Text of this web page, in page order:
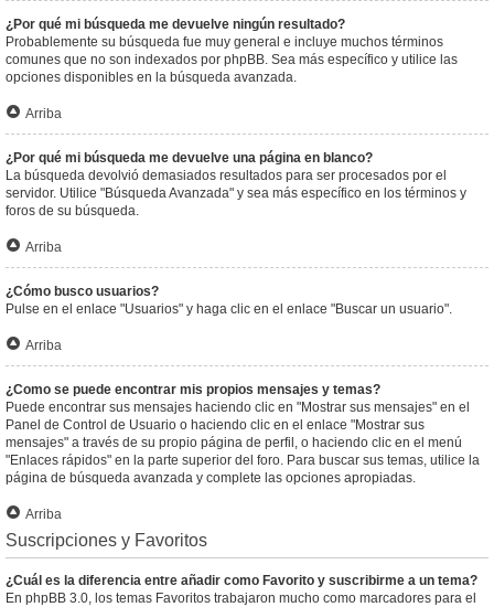
¿Por qué mi búsqueda me devuelve ningún resultado?
Probablemente su búsqueda fue muy general e incluye muchos términos
comunes que no son indexados por phpBB. Sea más específico y utilice las
opciones disponibles en la búsqueda avanzada.
Arriba
¿Por qué mi búsqueda me devuelve una página en blanco?
La búsqueda devolvió demasiados resultados para ser procesados por el
servidor. Utilice "Búsqueda Avanzada" y sea más específico en los términos y
foros de su búsqueda.
Arriba
¿Cómo busco usuarios?
Pulse en el enlace "Usuarios" y haga clic en el enlace "Buscar un usuario".
Arriba
¿Como se puede encontrar mis propios mensajes y temas?
Puede encontrar sus mensajes haciendo clic en "Mostrar sus mensajes" en el
Panel de Control de Usuario o haciendo clic en el enlace "Mostrar sus
mensajes" a través de su propio página de perfil, o haciendo clic en el menú
"Enlaces rápidos" en la parte superior del foro. Para buscar sus temas, utilice la
página de búsqueda avanzada y complete las opciones apropiadas.
Arriba
Suscripciones y Favoritos
¿Cuál es la diferencia entre añadir como Favorito y suscribirme a un tema?
En phpBB 3.0, los temas Favoritos trabajaron mucho como marcadores para el